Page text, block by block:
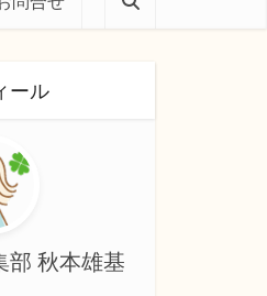
ール
部 秋本雄基